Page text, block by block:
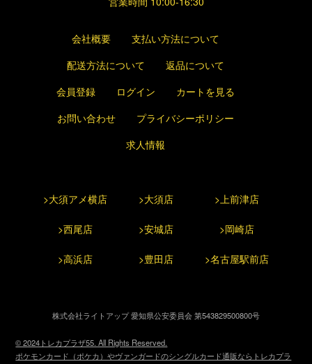
会社概要
支払い方法について
配送方法について
返品について
会員登録
ログイン
カートを見る
お問い合わせ
プライバシーポリシー
求人情報
>大須アメ横店 >大須店 >上前津店
>西尾店 >安城店 >岡崎店
>高浜店 >豊田店 >名古屋駅前店
株式会社ライトアップ 愛知県公安委員会 第543829500800号
© 2024トレカプラザ55. All Rights Reserved.
ポケモンカード（ポケカ）やヴァンガードのシングルカード通販ならトレカプラ